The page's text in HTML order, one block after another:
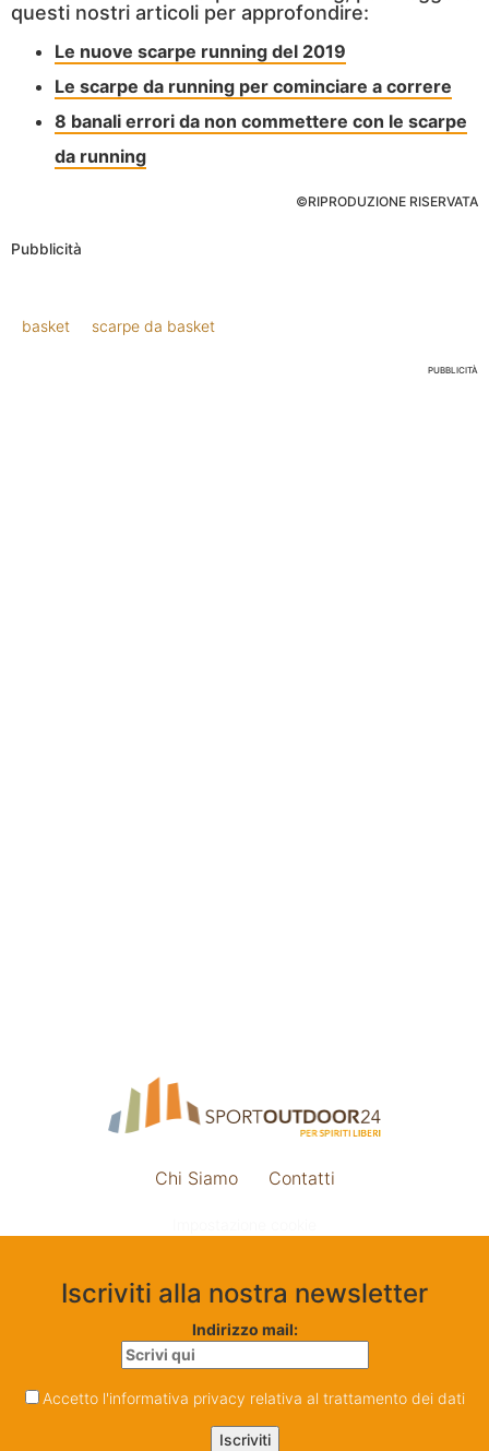
questi nostri articoli per approfondire:
Le nuove scarpe running del 2019
Le scarpe da running per cominciare a correre
8 banali errori da non commettere con le scarpe
da running
©RIPRODUZIONE RISERVATA
Pubblicità
basket scarpe da basket
PUBBLICITÀ
Chi Siamo Contatti
Iscriviti alla nostra newsletter
Indirizzo mail:
Accetto l'informativa privacy relativa al trattamento dei dati